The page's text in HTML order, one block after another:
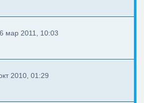
мар 2011, 10:03
2010, 01:29